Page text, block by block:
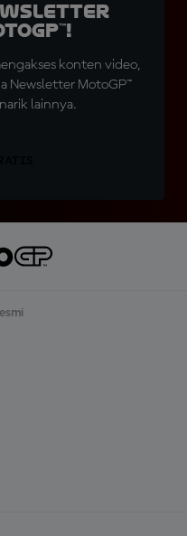
konten video,
Newsletter MotoGP™
lainnya.